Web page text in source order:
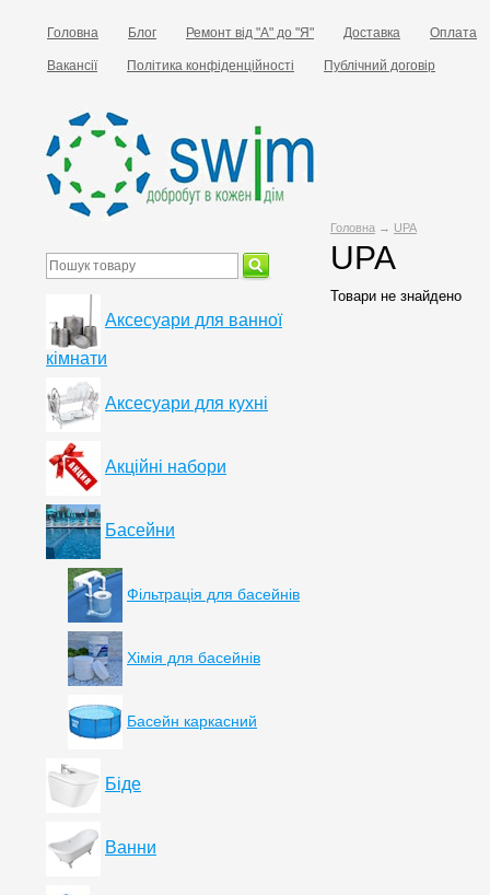
Головна Блог Ремонт від "А" до "Я" Доставка Оплата
Вакансії Політика конфіденційності Публічний договір
Головна → UPA
UPA
Товари не знайдено
Аксесуари для ванної
кімнати
Аксесуари для кухні
Акційні набори
Басейни
Фільтрація для басейнів
Хімія для басейнів
Басейн каркасний
Біде
Ванни